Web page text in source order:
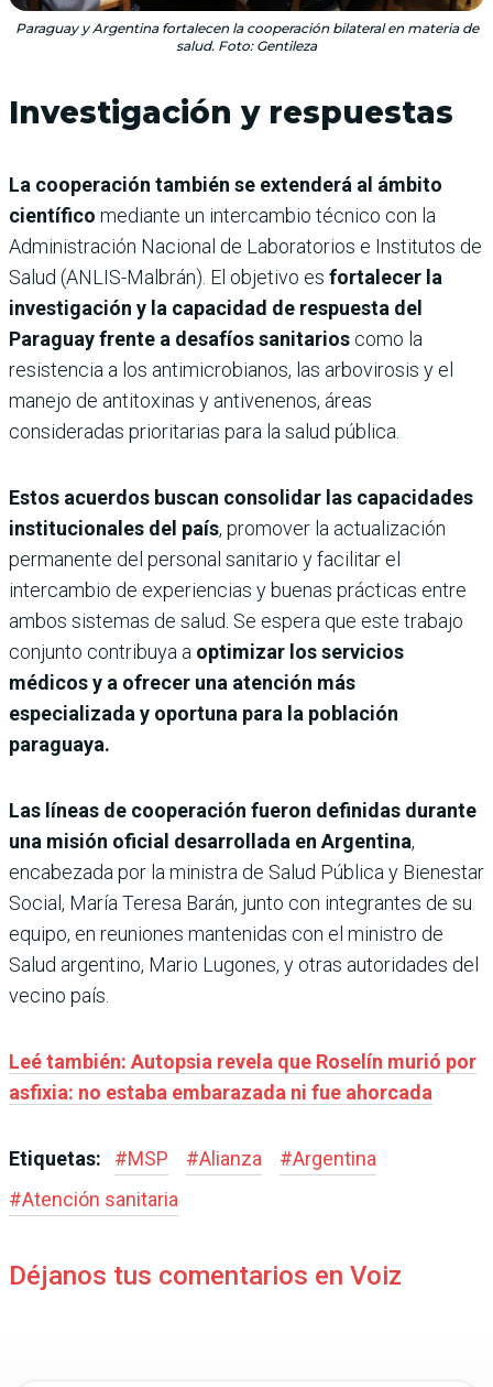
Paraguay y Argentina fortalecen la cooperación bilateral en materia de
salud. Foto: Gentileza
Investigación y respuestas
La cooperación también se extenderá al ámbito
científico mediante un intercambio técnico con la
Administración Nacional de Laboratorios e Institutos de
Salud (ANLIS-Malbrán). El objetivo es fortalecer la
investigación y la capacidad de respuesta del
Paraguay frente a desafíos sanitarios como la
resistencia a los antimicrobianos, las arbovirosis y el
manejo de antitoxinas y antivenenos, áreas
consideradas prioritarias para la salud pública.
Estos acuerdos buscan consolidar las capacidades
institucionales del país, promover la actualización
permanente del personal sanitario y facilitar el
intercambio de experiencias y buenas prácticas entre
ambos sistemas de salud. Se espera que este trabajo
conjunto contribuya a optimizar los servicios
médicos y a ofrecer una atención más
especializada y oportuna para la población
paraguaya.
Las líneas de cooperación fueron definidas durante
una misión oficial desarrollada en Argentina,
encabezada por la ministra de Salud Pública y Bienestar
Social, María Teresa Barán, junto con integrantes de su
equipo, en reuniones mantenidas con el ministro de
Salud argentino, Mario Lugones, y otras autoridades del
vecino país.
Leé también: Autopsia revela que Roselín murió por
asfixia: no estaba embarazada ni fue ahorcada
Etiquetas: #MSP #Alianza #Argentina
#Atención sanitaria
Déjanos tus comentarios en Voiz